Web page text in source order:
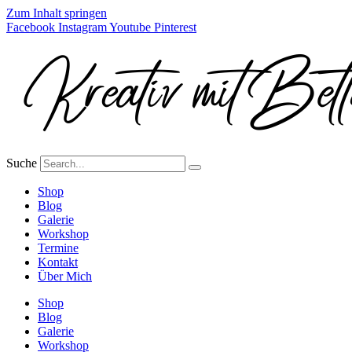
Zum Inhalt springen
Facebook InstagramYoutube Pinterest
Suche
Shop
Blog
Galerie
Workshop
Termine
Kontakt
Über Mich
Shop
Blog
Galerie
Workshop